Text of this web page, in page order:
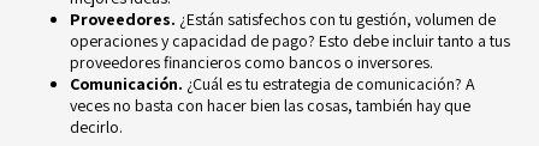
Proveedores. ¿Están satisfechos con tu gestión, volumen de
operaciones y capacidad de pago? Esto debe incluir tanto a tus
proveedores financieros como bancos o inversores.
Comunicación. ¿Cuál es tu estrategia de comunicación? A
veces no basta con hacer bien las cosas, también hay que
decirlo.